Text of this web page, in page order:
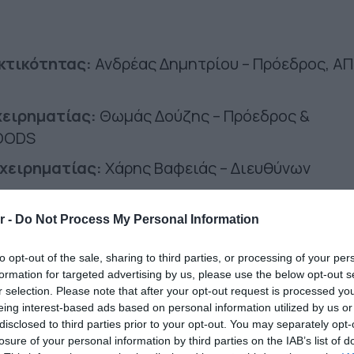
- Do Not Process My Personal Information
opt-out of the sale, sharing to third parties, or processing of your
for targeted advertising by us, please use the below opt-out
selection. Please note that after your opt-out request is processed
interest-based ads based on personal information utilized by us
to third parties prior to your opt-out. You may separately
of your personal information by third parties on the IAB’s list of
Ανδρέας Δημητρίου – Πρόεδρος,
: Θωμάς Δούζης – Πρόεδρος &
: Χάρης Βαφειάς – Διευθύνων
Γεροβασιλείου – Διευθύνων Σύμβουλος,
στις επιμέρους κατηγορίες, θα διεκδικήσουν
Ελλάδος 2025,στην Τελετή
πραγματοποιηθεί στις17 Μαρτίου 2026.O